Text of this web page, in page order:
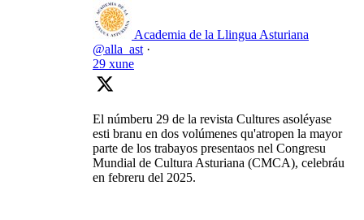
Academia de la Llingua Asturiana
@alla_ast ·
29 xune
El númberu 29 de la revista Cultures asoléyase
esti branu en dos volúmenes qu'atropen la mayor
parte de los trabayos presentaos nel Congresu
Mundial de Cultura Asturiana (CMCA), celebráu
en febreru del 2025.